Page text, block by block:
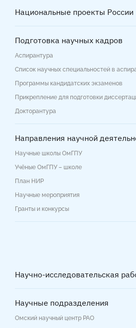
Национальные проекты России
Подготовка научных кадров
Аспирантура
Список научных специальностей в
Программы кандидатских экзаменов
Прикрепление для подготовки
Докторантура
Направления научной
Научные школы ОмГПУ
Учёные ОмГПУ – школе
План НИР
Научные мероприятия
Гранты и конкурсы
Научно-исследовательская
Научные подразделения
Омский научный центр РАО